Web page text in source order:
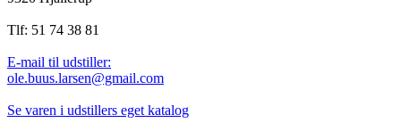
Tlf: 51 74 38 81
E-mail til udstiller:
ole.buus.larsen@gmail.com
Se varen i udstillers eget katalog